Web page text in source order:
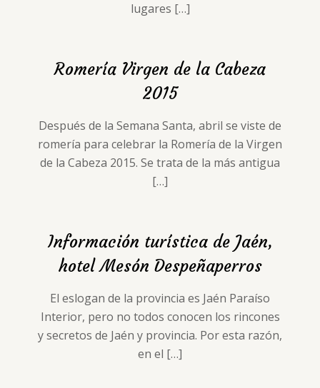
lugares […]
Romería Virgen de la Cabeza
2015
Después de la Semana Santa, abril se viste de
romería para celebrar la Romería de la Virgen
de la Cabeza 2015. Se trata de la más antigua
[…]
Información turística de Jaén,
hotel Mesón Despeñaperros
El eslogan de la provincia es Jaén Paraíso
Interior, pero no todos conocen los rincones
y secretos de Jaén y provincia. Por esta razón,
en el […]